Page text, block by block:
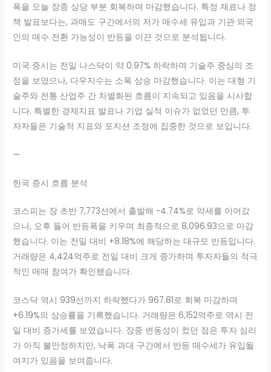
폭을 오늘 장중 상당 부분 회복하며 마감했습니다. 특정 재료나 정
책 발표보다는, 과매도 구간에서의 저가 매수세 유입과 기관·외국
인의 매수 전환 가능성이 반등을 이끈 것으로 분석됩니다.
미국 증시는 전일 나스닥이 약 0.97% 하락하며 기술주 중심의 조
정을 보였으나, 다우지수는 소폭 상승 마감했습니다. 이는 대형 기
술주와 전통 산업주 간 차별화된 흐름이 지속되고 있음을 시사합
니다. 특별한 경제지표 발표나 기업 실적 이슈가 없었던 만큼, 투
자자들은 기술적 지표와 포지션 조정에 집중한 것으로 보입니다.
—
한국 증시 흐름 분석
코스피는 장 초반 7,773선에서 출발해 -4.74%로 약세를 이어갔
으나, 오후 들어 반등폭을 키우며 최종적으로 8,096.93으로 마감
했습니다. 이는 전일 대비 +8.18%에 해당하는 대규모 반등입니다.
거래량은 4,424억주로 전일 대비 크게 증가하며 투자자들의 적극
적인 매매 참여가 확인됐습니다.
코스닥 역시 939선까지 하락했다가 967.81로 회복 마감하며
+6.19%의 상승률을 기록했습니다. 거래량은 6,152억주로 역시 전
일 대비 증가세를 보였습니다. 장중 변동성이 컸던 점은 투자 심리
가 아직 불안정하지만, 낙폭 과대 구간에서 반등 매수세가 유입될
여지가 있음을 보여줍니다.